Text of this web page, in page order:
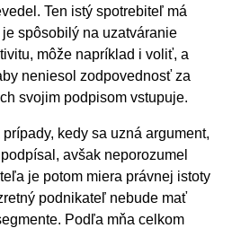
Ten istý spotrebiteľ má
spôsobilý na uzatváranie
môže napríklad i voliť, a
neniesol zodpovednosť za
svojim podpisom vstupuje.
kedy sa uzná argument,
avšak neporozumel
je potom miera právnej istoty
podnikateľ nebude mať
Podľa mňa celkom